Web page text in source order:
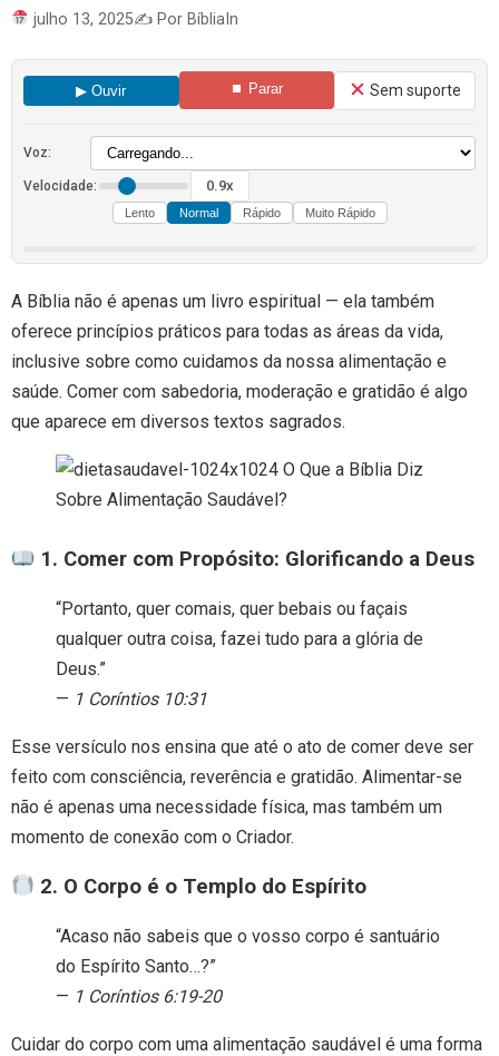
julho 13, 2025✍️ Por BíbliaIn
▶ Ouvir ⏹ Parar Sem suporte
Voz:
Velocidade: 0.9x
Lento Normal Rápido Muito Rápido
A Bíblia não é apenas um livro espiritual — ela também
oferece princípios práticos para todas as áreas da vida,
inclusive sobre como cuidamos da nossa alimentação e
saúde. Comer com sabedoria, moderação e gratidão é algo
que aparece em diversos textos sagrados.
1. Comer com Propósito: Glorificando a Deus
“Portanto, quer comais, quer bebais ou façais
qualquer outra coisa, fazei tudo para a glória de
Deus.”
— 1 Coríntios 10:31
Esse versículo nos ensina que até o ato de comer deve ser
feito com consciência, reverência e gratidão. Alimentar-se
não é apenas uma necessidade física, mas também um
momento de conexão com o Criador.
2. O Corpo é o Templo do Espírito
“Acaso não sabeis que o vosso corpo é santuário
do Espírito Santo…?”
— 1 Coríntios 6:19-20
Cuidar do corpo com uma alimentação saudável é uma forma